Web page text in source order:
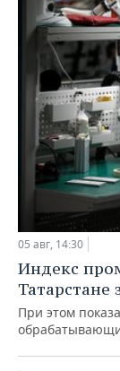
05 авг, 14:30
Индекс
Татарстане
При этом